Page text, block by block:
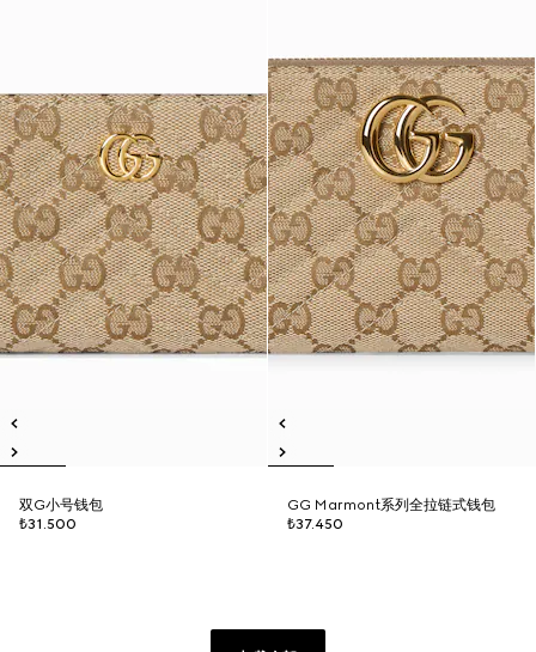
双G小号钱包
₺31.500
GG Marmont系列全拉链式钱包
₺37.450